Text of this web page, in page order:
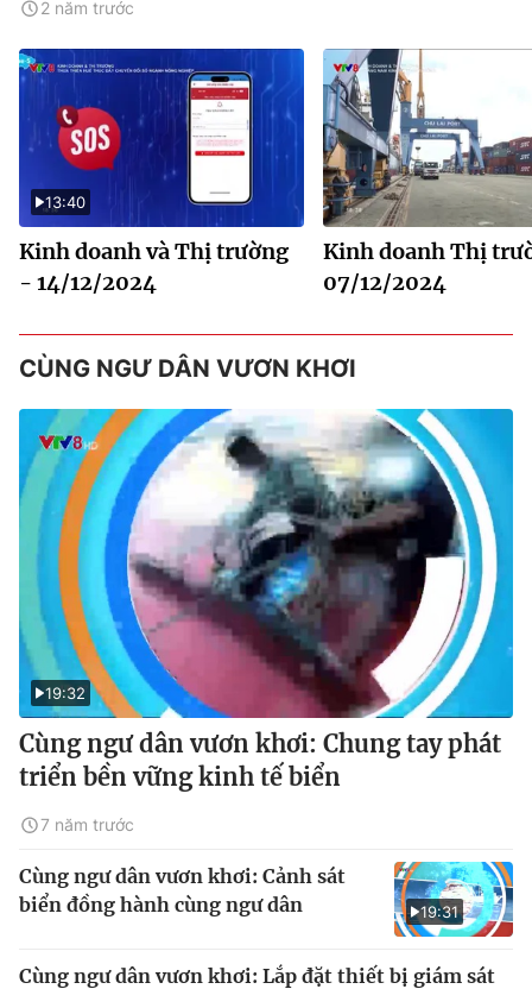
2 năm trước
13:40
Kinh doanh và Thị trường
- 14/12/2024
Kinh doanh Thị
07/12/2024
CÙNG NGƯ DÂN VƯƠN KHƠI
19:32
Cùng ngư dân vươn khơi: Chung tay phát
triển bền vững kinh tế biển
7 năm trước
19:31
Cùng ngư dân vươn khơi: Cảnh sát
biển đồng hành cùng ngư dân
Cùng ngư dân vươn khơi: Lắp đặt thiết bị giám sát